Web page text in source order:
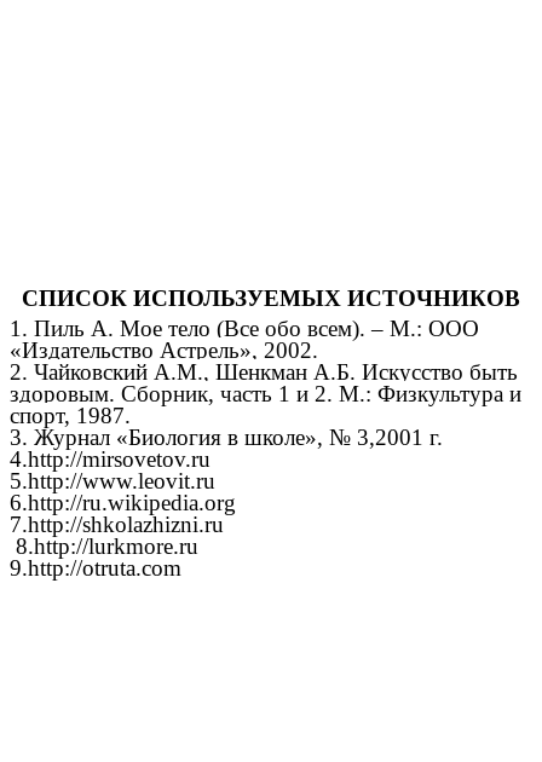
СПИСОК ИСПОЛЬЗУЕМЫХ ИСТОЧНИКОВ
1. Пиль А. Мое тело (Все обо всем). – М.: ООО
«Издательство Астрель», 2002.
2. Чайковский А.М., Шенкман А.Б. Искусство быть
здоровым. Сборник, часть 1 и 2. М.: Физкультура и
спорт, 1987.
3. Журнал «Биология в школе», № 3,2001 г.
4.http://mirsovetov.ru
5.http://www.leovit.ru
6.http://ru.wikipedia.org
7.http://shkolazhizni.ru
8.http://lurkmore.ru
9.http://otruta.com